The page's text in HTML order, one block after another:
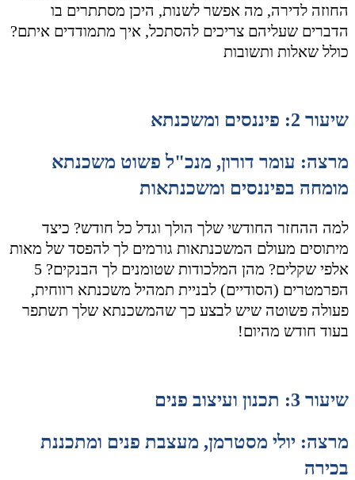
החוזה לדירה, מה אפשר לשנות, היכן מסתתרים בו
הדברים שעליהם צריכים להסתכל, איך מתמודדים איתם?
כולל שאלות ותשובות
שיעור 2: פיננסים ומשכנתא
מרצה: עומר דורון, מנכ"ל פשוט משכנתא
מומחה בפיננסים ומשכנתאות
למה ההחזר החודשי שלך הולך וגדל כל חודש? כיצד
מיתוסים מעולם המשכנתאות גורמים לך להפסד של מאות
אלפי שקלים? מהן המלכודות שטומנים לך הבנקים? 5
הפרמטרים (הסודיים) לבניית תמהיל משכנתא רווחית,
פעולה פשוטה שיש לבצע כך שהמשכנתא שלך תשתפר
בעוד חודש מהיום!
שיעור 3: תכנון ועיצוב פנים
מרצה: יולי מסטרמן, מעצבת פנים ומתכננת
בכירה